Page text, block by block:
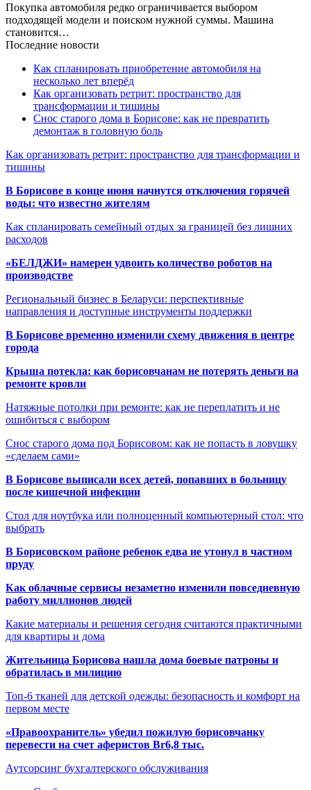
Покупка автомобиля редко ограничивается выбором
подходящей модели и поиском нужной суммы. Машина
становится…
Последние новости
Как спланировать приобретение автомобиля на
несколько лет вперёд
Как организовать ретрит: пространство для
трансформации и тишины
Снос старого дома в Борисове: как не превратить
демонтаж в головную боль
Как организовать ретрит: пространство для трансформации и
тишины
В Борисове в конце июня начнутся отключения горячей
воды: что известно жителям
Как спланировать семейный отдых за границей без лишних
расходов
«БЕЛДЖИ» намерен удвоить количество роботов на
производстве
Региональный бизнес в Беларуси: перспективные
направления и доступные инструменты поддержки
В Борисове временно изменили схему движения в центре
города
Крыша потекла: как борисовчанам не потерять деньги на
ремонте кровли
Натяжные потолки при ремонте: как не переплатить и не
ошибиться с выбором
Снос старого дома под Борисовом: как не попасть в ловушку
«сделаем сами»
В Борисове выписали всех детей, попавших в больницу
после кишечной инфекции
Стол для ноутбука или полноценный компьютерный стол: что
выбрать
В Борисовском районе ребенок едва не утонул в частном
пруду
Как облачные сервисы незаметно изменили повседневную
работу миллионов людей
Какие материалы и решения сегодня считаются практичными
для квартиры и дома
Жительница Борисова нашла дома боевые патроны и
обратилась в милицию
Топ-6 тканей для детской одежды: безопасность и комфорт на
первом месте
«Правоохранитель» убедил пожилую борисовчанку
перевести на счет аферистов Br6,8 тыс.
Аутсорсинг бухгалтерского обслуживания